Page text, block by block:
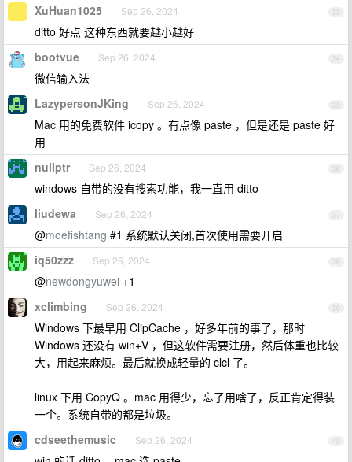
33
XuHuan1025 Sep 26, 2024
ditto 好点 这种东西就要越小越好
34
bootvue Sep 26, 2024
微信输入法
35
LazypersonJKing Sep 26, 2024
Mac 用的免费软件 icopy 。有点像 paste ，但是还是 paste 好
用
36
nulIptr Sep 26, 2024
windows 自带的没有搜索功能，我一直用 ditto
37
liudewa Sep 26, 2024
@moefishtang #1 系统默认关闭,首次使用需要开启
38
iq50zzz Sep 26, 2024
@newdongyuwei +1
39
xclimbing Sep 26, 2024
Windows 下最早用 ClipCache ，好多年前的事了，那时
Windows 还没有 win+V ，但这软件需要注册，然后体重也比较
大，用起来麻烦。最后就换成轻量的 clcl 了。
linux 下用 CopyQ 。mac 用得少，忘了用啥了，反正肯定得装
一个。系统自带的都是垃圾。
40
cdseethemusic Sep 26, 2024